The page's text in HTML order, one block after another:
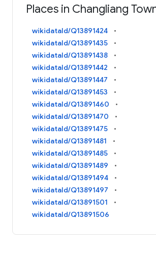
Places in Changliang
wikidataId/Q13891424
wikidataId/Q13891435
wikidataId/Q13891438
wikidataId/Q13891442
wikidataId/Q13891447
wikidataId/Q13891453
wikidataId/Q13891460
wikidataId/Q13891470
wikidataId/Q13891475
wikidataId/Q13891481
wikidataId/Q13891485
wikidataId/Q13891489
wikidataId/Q13891494
wikidataId/Q13891497
wikidataId/Q13891501
wikidataId/Q13891506